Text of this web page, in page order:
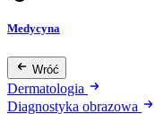
Medycyna
Wróć
Dermatologia
Diagnostyka obrazowa